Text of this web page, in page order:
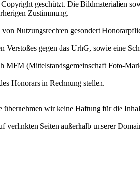
geschützt. Die Bildmaterialien
Zustimmung.
Nutzungsrechten gesondert
gegen das UrhG, sowie eine
MFM (Mittelstandsgemeinschaft Foto-
Honorars in Rechnung stellen.
wir keine Haftung für die
Seiten außerhalb unserer